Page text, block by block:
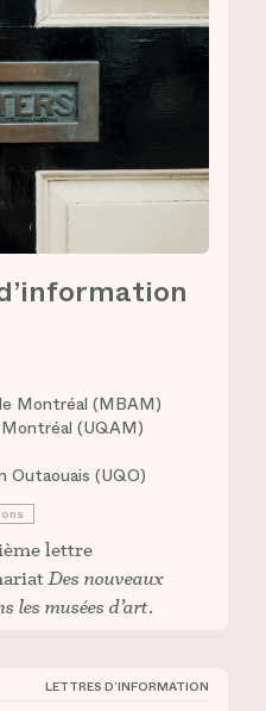
Montréal (MBAM)
(UQAM)
Outaouais (UQO)
lettre
Des nouveaux
les musées d’art.
n° 12
LETTRES D’INFORMATION